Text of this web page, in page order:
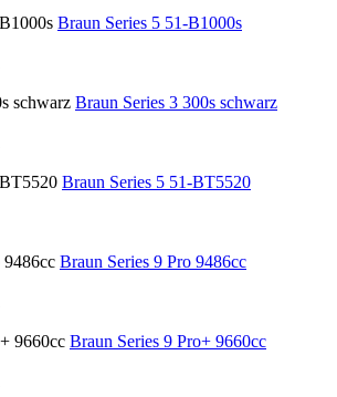
Braun Series 5 51-B1000s
Braun Series 3 300s schwarz
Braun Series 5 51-BT5520
Braun Series 9 Pro 9486cc
Braun Series 9 Pro+ 9660cc